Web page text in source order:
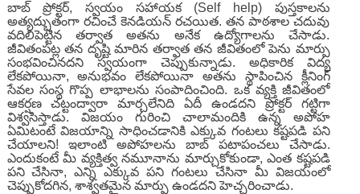
బాబ్ ప్రోక్టర్, స్వయం సహాయక (Self help) పుస్తకాలను
అత్యద్భుతంగా రచించే కెనడియన్ రచయిత. తన పాఠశాల చదువు
వదిలిపెట్టిన తర్వాత అతను అనేక ఉద్యోగాలను చేసాడు.
జీవితంపట్ల తన దృష్టి మారిన తర్వాత తన జీవితంలో పెను మార్పు
సంభవించినదని స్వయంగా చెప్పుకున్నాడు. అధికారిక విద్య
లేకపోయినా, అనుభవం లేకపోయినా అతను స్థాపించిన క్లీనింగ్
సేవల సంస్థ గొప్ప లాభాలను సంపాదించింది. ఒక వ్యక్తి జీవితంలో
ఆకర్షణ చట్టంద్వారా మార్చలేనిది ఏదీ ఉండదని ప్రోక్టర్ గట్టిగా
విశ్వసిస్తాడు. విజయం గురించి చాలామందికి ఉన్న అపోహ
ఏమిటంటే విజయాన్ని సాధించడానికి ఎక్కువ గంటలు కష్టపడి పని
చేయాలని! ఇలాంటి అపోహలను బాబ్ పటాపంచలు చేసాడు.
ఎందుకంటే మీ వ్యక్తిత్వ నమూనాను మార్చుకోకుండా, ఎంత కష్టపడి
పని చేసినా, ఎన్ని ఎక్కువ పని గంటలు చేసినా మీ విజయంలో
చెప్పుకోదగిన, శాశ్వతమైన మార్పు ఉండదని హెచ్చరించాడు.